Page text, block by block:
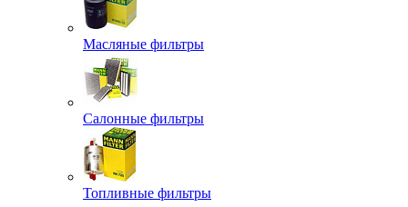
Масляные фильтры
Салонные фильтры
Топливные фильтры